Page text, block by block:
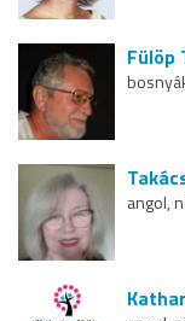
Fülöp
angol,